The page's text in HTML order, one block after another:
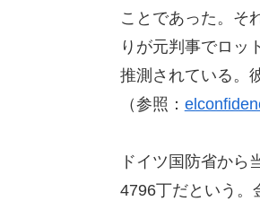
ことであった。そ
りが元判事でロッ
推測されている。
（参照：
ドイツ国防省か
4796丁だという。